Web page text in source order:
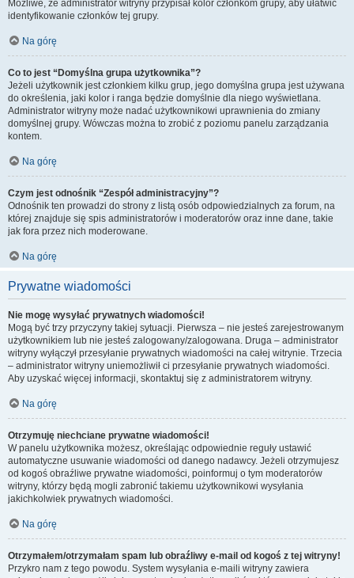
Możliwe, że administrator witryny przypisał kolor członkom grupy, aby ułatwić
identyfikowanie członków tej grupy.
Na górę
Co to jest “Domyślna grupa użytkownika”?
Jeżeli użytkownik jest członkiem kilku grup, jego domyślna grupa jest używana
do określenia, jaki kolor i ranga będzie domyślnie dla niego wyświetlana.
Administrator witryny może nadać użytkownikowi uprawnienia do zmiany
domyślnej grupy. Wówczas można to zrobić z poziomu panelu zarządzania
kontem.
Na górę
Czym jest odnośnik “Zespół administracyjny”?
Odnośnik ten prowadzi do strony z listą osób odpowiedzialnych za forum, na
której znajduje się spis administratorów i moderatorów oraz inne dane, takie
jak fora przez nich moderowane.
Na górę
Prywatne wiadomości
Nie mogę wysyłać prywatnych wiadomości!
Mogą być trzy przyczyny takiej sytuacji. Pierwsza – nie jesteś zarejestrowanym
użytkownikiem lub nie jesteś zalogowany/zalogowana. Druga – administrator
witryny wyłączył przesyłanie prywatnych wiadomości na całej witrynie. Trzecia
– administrator witryny uniemożliwił ci przesyłanie prywatnych wiadomości.
Aby uzyskać więcej informacji, skontaktuj się z administratorem witryny.
Na górę
Otrzymuję niechciane prywatne wiadomości!
W panelu użytkownika możesz, określając odpowiednie reguły ustawić
automatyczne usuwanie wiadomości od danego nadawcy. Jeżeli otrzymujesz
od kogoś obraźliwe prywatne wiadomości, poinformuj o tym moderatorów
witryny, którzy będą mogli zabronić takiemu użytkownikowi wysyłania
jakichkolwiek prywatnych wiadomości.
Na górę
Otrzymałem/otrzymałam spam lub obraźliwy e-mail od kogoś z tej witryny!
Przykro nam z tego powodu. System wysyłania e-maili witryny zawiera